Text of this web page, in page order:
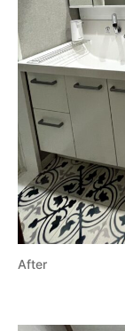
After